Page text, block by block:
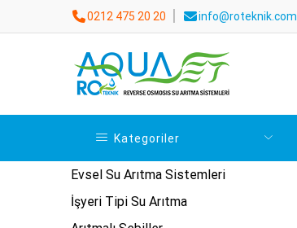
0212 475 20 20 info@roteknik.com
Kategoriler
Evsel Su Arıtma Sistemleri
İşyeri Tipi Su Arıtma